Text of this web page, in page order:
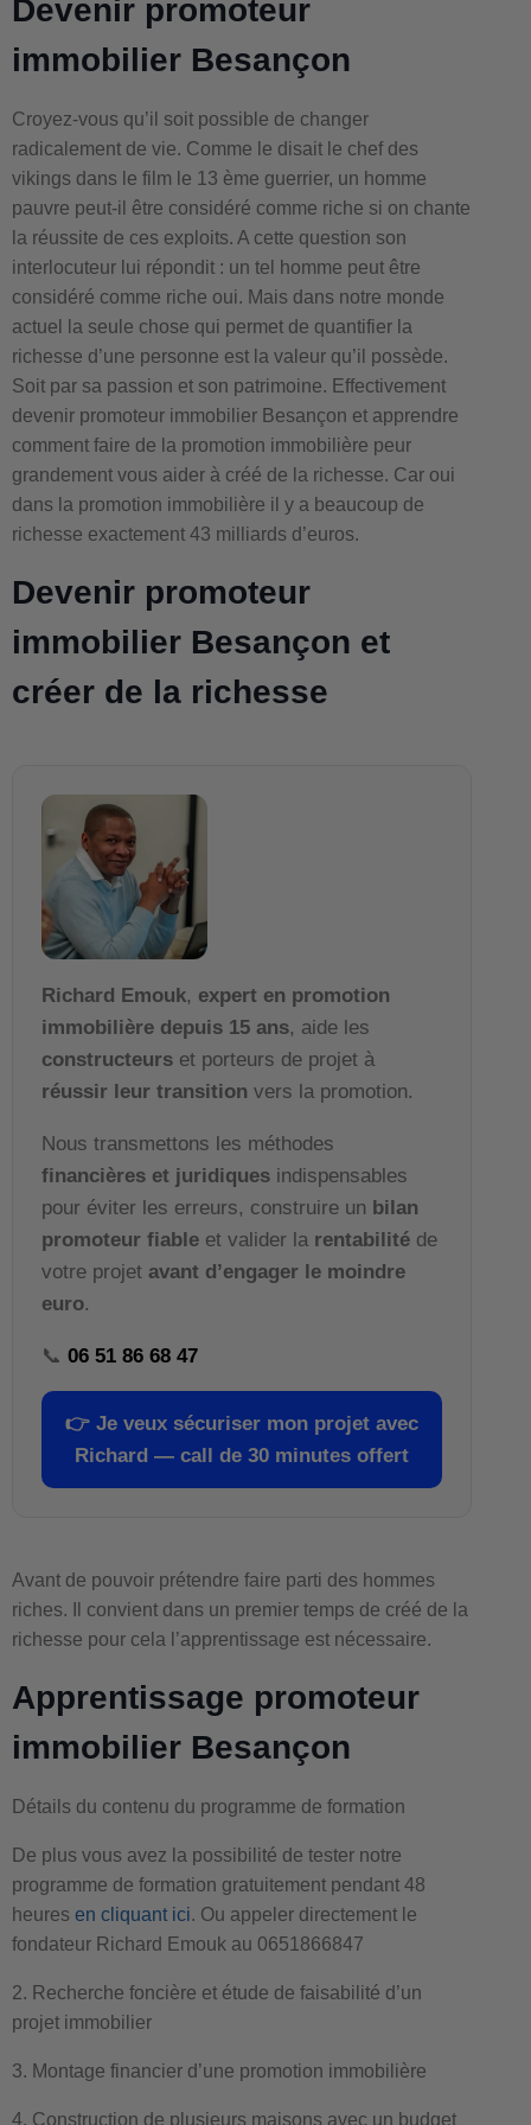
Devenir promoteur
immobilier Besançon
Croyez-vous qu’il soit possible de changer
radicalement de vie. Comme le disait le chef des
vikings dans le film le 13 ème guerrier, un homme
pauvre peut-il être considéré comme riche si on chante
la réussite de ces exploits. A cette question son
interlocuteur lui répondit : un tel homme peut être
considéré comme riche oui. Mais dans notre monde
actuel la seule chose qui permet de quantifier la
richesse d’une personne est la valeur qu’il possède.
Soit par sa passion et son patrimoine. Effectivement
devenir promoteur immobilier Besançon et apprendre
comment faire de la promotion immobilière peur
grandement vous aider à créé de la richesse. Car oui
dans la promotion immobilière il y a beaucoup de
richesse exactement 43 milliards d’euros.
Devenir promoteur
immobilier Besançon et
créer de la richesse
Richard Emouk, expert en promotion
immobilière depuis 15 ans, aide les
constructeurs et porteurs de projet à
réussir leur transition vers la promotion.
Nous transmettons les méthodes
financières et juridiques indispensables
pour éviter les erreurs, construire un bilan
promoteur fiable et valider la rentabilité de
votre projet avant d’engager le moindre
euro.
📞 06 51 86 68 47
👉 Je veux sécuriser mon projet avec
Richard — call de 30 minutes offert
Avant de pouvoir prétendre faire parti des hommes
riches. Il convient dans un premier temps de créé de la
richesse pour cela l’apprentissage est nécessaire.
Apprentissage promoteur
immobilier Besançon
Détails du contenu du programme de formation
De plus vous avez la possibilité de tester notre
programme de formation gratuitement pendant 48
heures en cliquant ici. Ou appeler directement le
fondateur Richard Emouk au 0651866847
2. Recherche foncière et étude de faisabilité d’un
projet immobilier
3. Montage financier d’une promotion immobilière
4. Construction de plusieurs maisons avec un budget